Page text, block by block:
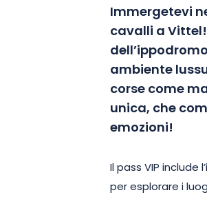
Immergetevi
cavalli a
ambiente
corse come
unica, che
emozioni!
Il pass VIP include
per esplorare i